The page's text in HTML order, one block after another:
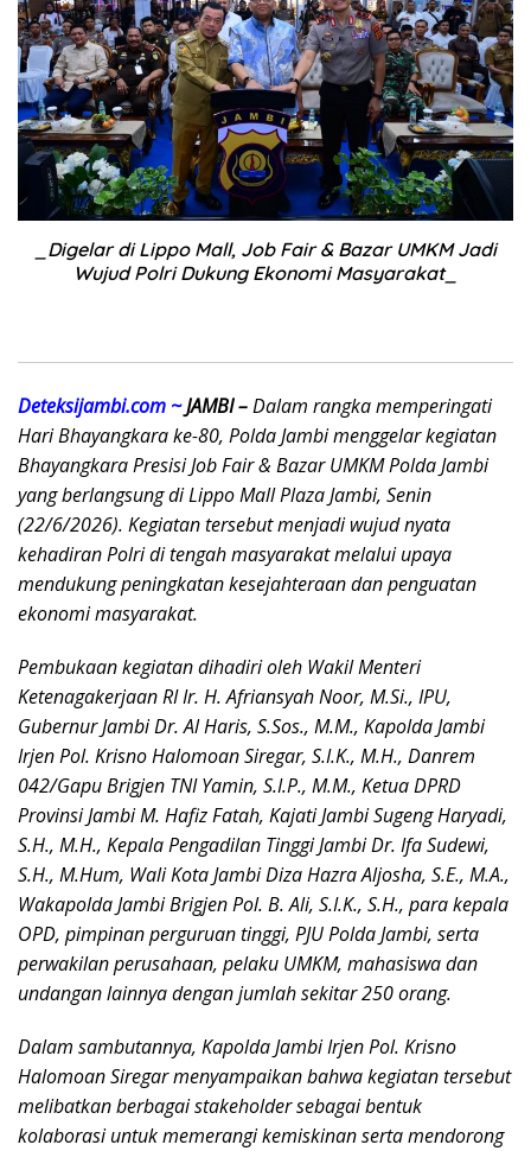
_Digelar di Lippo Mall, Job Fair & Bazar UMKM Jadi
Wujud Polri Dukung Ekonomi Masyarakat_
Deteksijambi.com ~JAMBI –Dalam rangka memperingati
Hari Bhayangkara ke-80, Polda Jambi menggelar kegiatan
Bhayangkara Presisi Job Fair & Bazar UMKM Polda Jambi
yang berlangsung di Lippo Mall Plaza Jambi, Senin
(22/6/2026). Kegiatan tersebut menjadi wujud nyata
kehadiran Polri di tengah masyarakat melalui upaya
mendukung peningkatan kesejahteraan dan penguatan
ekonomi masyarakat.
Pembukaan kegiatan dihadiri oleh Wakil Menteri
Ketenagakerjaan RI Ir. H. Afriansyah Noor, M.Si., IPU,
Gubernur Jambi Dr. Al Haris, S.Sos., M.M., Kapolda Jambi
Irjen Pol. Krisno Halomoan Siregar, S.I.K., M.H., Danrem
042/Gapu Brigjen TNI Yamin, S.I.P., M.M., Ketua DPRD
Provinsi Jambi M. Hafiz Fatah, Kajati Jambi Sugeng Haryadi,
S.H., M.H., Kepala Pengadilan Tinggi Jambi Dr. Ifa Sudewi,
S.H., M.Hum, Wali Kota Jambi Diza Hazra Aljosha, S.E., M.A.,
Wakapolda Jambi Brigjen Pol. B. Ali, S.I.K., S.H., para kepala
OPD, pimpinan perguruan tinggi, PJU Polda Jambi, serta
perwakilan perusahaan, pelaku UMKM, mahasiswa dan
undangan lainnya dengan jumlah sekitar 250 orang.
Dalam sambutannya, Kapolda Jambi Irjen Pol. Krisno
Halomoan Siregar menyampaikan bahwa kegiatan tersebut
melibatkan berbagai stakeholder sebagai bentuk
kolaborasi untuk memerangi kemiskinan serta mendorong